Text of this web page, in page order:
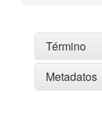
Término
Metadatos